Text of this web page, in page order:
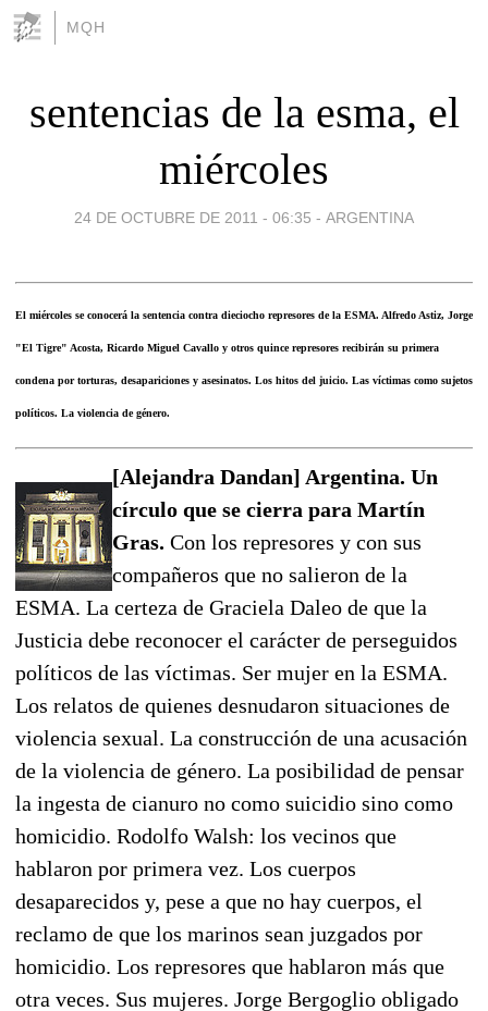
MQH
sentencias de la esma, el
miércoles
24 DE OCTUBRE DE 2011 - 06:35 - ARGENTINA
El miércoles se conocerá la sentencia contra dieciocho represores de la ESMA. Alfredo Astiz, Jorge
"El Tigre" Acosta, Ricardo Miguel Cavallo y otros quince represores recibirán su primera
condena por torturas, desapariciones y asesinatos. Los hitos del juicio. Las víctimas como sujetos
políticos. La violencia de género.
[Alejandra Dandan] Argentina. Un
círculo que se cierra para Martín
Gras. Con los represores y con sus
compañeros que no salieron de la
ESMA. La certeza de Graciela Daleo de que la
Justicia debe reconocer el carácter de perseguidos
políticos de las víctimas. Ser mujer en la ESMA.
Los relatos de quienes desnudaron situaciones de
violencia sexual. La construcción de una acusación
de la violencia de género. La posibilidad de pensar
la ingesta de cianuro no como suicidio sino como
homicidio. Rodolfo Walsh: los vecinos que
hablaron por primera vez. Los cuerpos
desaparecidos y, pese a que no hay cuerpos, el
reclamo de que los marinos sean juzgados por
homicidio. Los represores que hablaron más que
otra veces. Sus mujeres. Jorge Bergoglio obligado